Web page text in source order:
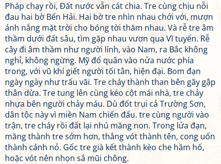
Pháp chạy rồi, Đất nước vẫn cát chia. Tre cùng chịu nỗi
đau hai bờ Bến Hải. Hai bờ tre nhìn nhau chới với, mượn
ánh nắng mặt trời cho bóng tời thăm nhau. Và rễ tre âm
thầm dưới đất sâu, tìm gặp nhau vươn qua Vĩ tuyến. Rễ
cây đi âm thầm như người lính, vào Nam, ra Bắc không
nghỉ, không ngừng. Mỹ đổ quân vào nửa nước phía
trong, với vũ khí giết người tối tân, hiện đại. Bom đạn
ngày ngày như trấu vãi. Tre cháy thành than bên gãy gập
thân dừa. Tre tung lên cùng kéo cột mái nhà, tre chảy
nhựa bên người chảy máu. Dù đốt trụi cả Trường Sơn,
dân tộc này vì miền Nam chiến đấu. tre cùng người vào
trận, tre cháy rồi đất lại nhú măng non. Trong lửa đạn,
măng thành tre sớm hơn, thẳng vót thành tên, cong uốn
thành cánh nỏ. Gốc tre già kết thành kèo che hầm hố,
hoặc vót nên nhọn sắ mũi chông.